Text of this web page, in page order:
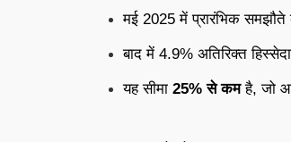
मई 2025 में प्रारंभिक
बाद में 4.9% अतिरिक्त
यह सीमा 25% से कमहै, जो